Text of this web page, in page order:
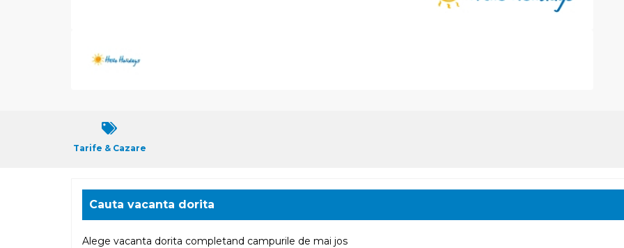
Tarife & Cazare
Cauta vacanta dorita
Alege vacanta dorita completand campurile de mai jos